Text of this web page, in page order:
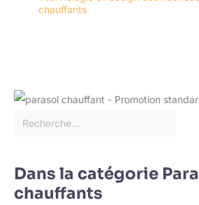
chauffants
Dans la catégorie
chauffants